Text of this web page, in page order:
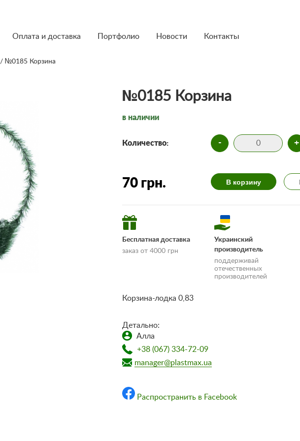
Оплата и доставка Портфолио Новости Контакты
/ №0185 Корзина
№0185 Корзина
в наличии
Количество: - +
70 грн. В корзину
Бесплатная доставка
заказ от 4000 грн
доставки и оплаты»
Украинский
производитель
поддерживай
отечественных
производителей
Корзина-лодка 0,83
Детально:
Алла
+38 (067) 334-72-09
manager@plastmax.ua
Распространить в Facebook